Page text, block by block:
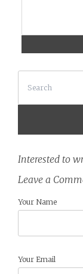
Interested to
Leave a
Your Name
Your Email